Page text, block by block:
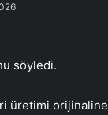
söyledi.
üretimi orijinaline